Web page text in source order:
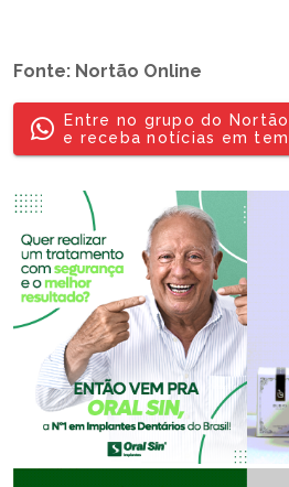
Fonte: Nortão Online
Entre no grupo do
e receba notícias em